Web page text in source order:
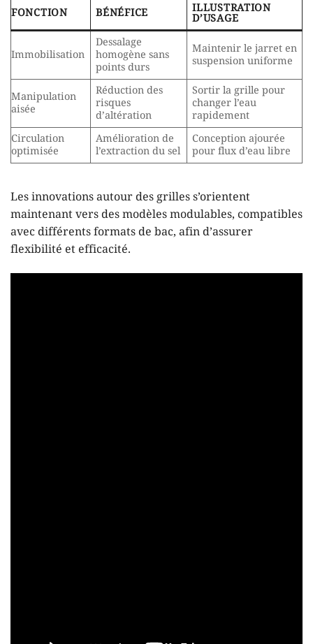
FONCTION BÉNÉFICE
ILLUSTRATION
D’USAGE
Immobilisation
Dessalage
homogène sans
points durs
Maintenir le jarret en
suspension uniforme
Manipulation
aisée
Réduction des
risques
d’altération
Sortir la grille pour
changer l’eau
rapidement
Circulation
optimisée
Amélioration de
l’extraction du sel
Conception ajourée
pour flux d’eau libre
Les innovations autour des grilles s’orientent
maintenant vers des modèles modulables, compatibles
avec différents formats de bac, afin d’assurer
flexibilité et efficacité.